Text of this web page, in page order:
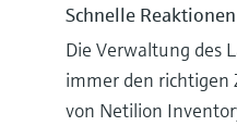
Schnelle
Die Verwaltung des
immer den richtigen
von Netilion